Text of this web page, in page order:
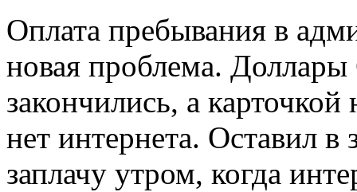
Оплата пребывания в
новая проблема.
закончились, а
нет интернета. Оставил в
заплачу утром, когда